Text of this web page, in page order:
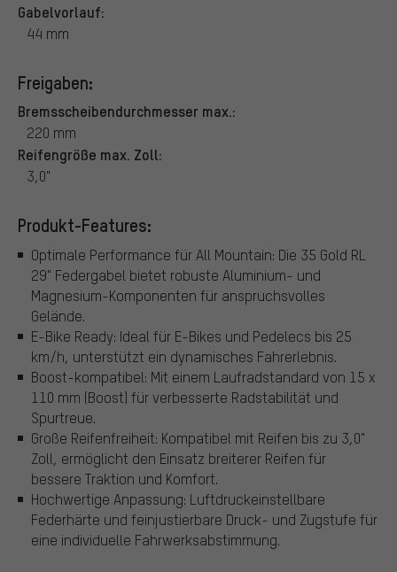
Gabelvorlauf:
44 mm
Freigaben:
Bremsscheibendurchmesser max.:
220 mm
Reifengröße max. Zoll:
3,0"
Produkt-Features:
Optimale Performance für All Mountain: Die 35 Gold RL
29" Federgabel bietet robuste Aluminium- und
Magnesium-Komponenten für anspruchsvolles
Gelände.
E-Bike Ready: Ideal für E-Bikes und Pedelecs bis 25
km/h, unterstützt ein dynamisches Fahrerlebnis.
Boost-kompatibel: Mit einem Laufradstandard von 15 x
110 mm (Boost) für verbesserte Radstabilität und
Spurtreue.
Große Reifenfreiheit: Kompatibel mit Reifen bis zu 3,0"
Zoll, ermöglicht den Einsatz breiterer Reifen für
bessere Traktion und Komfort.
Hochwertige Anpassung: Luftdruckeinstellbare
Federhärte und feinjustierbare Druck- und Zugstufe für
eine individuelle Fahrwerksabstimmung.